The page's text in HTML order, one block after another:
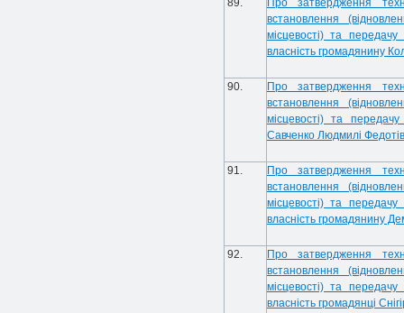
89.
Про затвердження
встановлення
місцевості) та передачу
власність громадянину
90.
Про затвердження
встановлення
місцевості) та
Савченко Людмилі
91.
Про затвердження
встановлення
місцевості) та передачу
власність громадянину
92.
Про затвердження
встановлення
місцевості) та передачу
власність громадянці